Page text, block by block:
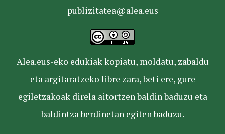
publizitatea@alea.eus
Alea.eus-eko edukiak kopiatu, moldatu, zabaldu
eta argitaratzeko libre zara, beti ere, gure
egiletzakoak direla aitortzen baldin baduzu eta
baldintza berdinetan egiten baduzu.